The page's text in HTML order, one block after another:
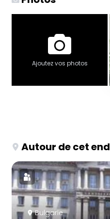
Ajoutez vos photos
Autour de cet
Bulgarie